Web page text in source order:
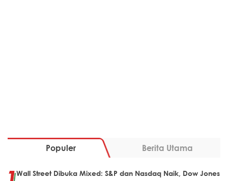
Populer Berita Utama
Wall Street Dibuka Mixed: S&P dan Nasdaq Naik, Dow Jones